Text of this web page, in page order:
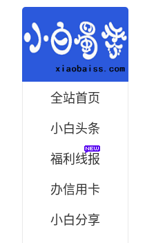
全站首页
小白头条
福利线报
办信用卡
小白分享